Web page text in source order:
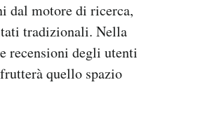
dal motore di ricerca,
tradizionali. Nella
recensioni degli utenti
quello spazio